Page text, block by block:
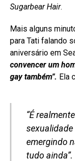
Sugarbear Hair.
Mais alguns
para Tati falando
aniversário em
convencer um
gay também”. Ela
“É
emergindo
tudo ainda”.